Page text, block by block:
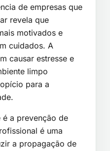
de empresas que
revela que
motivados e
cuidados. A
causar estresse e
limpo
para a
a prevenção de
é uma
a propagação de